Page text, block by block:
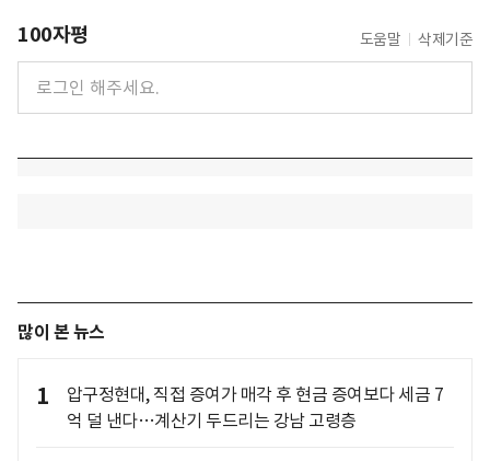
100자평 도움말 삭제기준
많이 본 뉴스
1
압구정현대, 직접 증여가 매각 후 현금 증여보다 세금 7
억 덜 낸다…계산기 두드리는 강남 고령층